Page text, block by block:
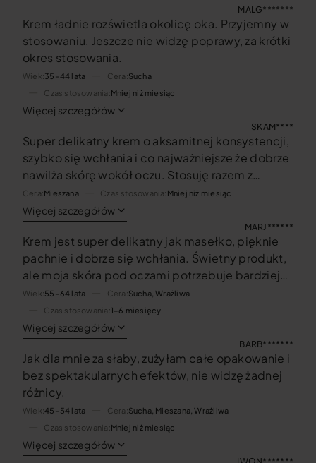
MALG*******
Krem ładnie rozświetla okolicę oka. Przyjemny w
stosowaniu. Jeszcze nie widzę poprawy, za krótki
okres stosowania.
Wiek 35–44 lata Cera Sucha
Czas stosowania Mniej niż miesiąc
Więcej szczegółów
SKAM****
Super delikatny krem o aksamitnej konsystencji,
szybko się wchłania i co najważniejsze że dobrze
nawilża skórę wokół oczu. Stosuję razem z
kremem Fortefusion na dzień i na noc. Jestem
bardzo zadowolona z działania kremu.
Cera Mieszana Czas stosowania Mniej niż miesiąc
Więcej szczegółów
MARJ******
Krem jest super delikatny jak masełko, pięknie
pachnie i dobrze się wchłania. Świetny produkt,
ale moja skóra pod oczami potrzebuje bardziej
odżywcze kremu.
Wiek 55–64 lata Cera Sucha, Wrażliwa
Czas stosowania 1–6 miesięcy
Więcej szczegółów
BARB*******
Jak dla mnie za słaby, zużyłam całe opakowanie i
bez spektakularnych efektów, nie widzę żadnej
różnicy.
Wiek 45–54 lata Cera Sucha, Mieszana, Wrażliwa
Czas stosowania Mniej niż miesiąc
Więcej szczegółów